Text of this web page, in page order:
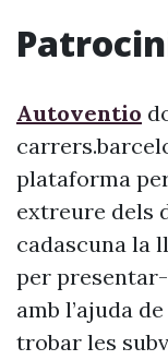
Autoventio
plataforma
extreure dels
cadascuna la
per
amb l’ajuda
trobar les